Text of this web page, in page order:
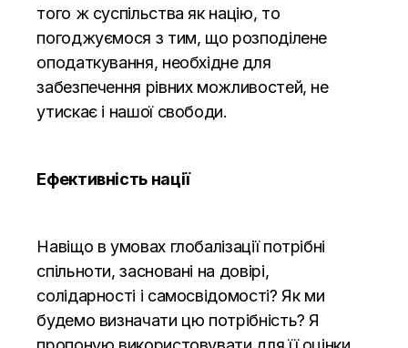
того ж суспільства як націю, то
погоджуємося з тим, що розподілене
оподаткування, необхідне для
забезпечення рівних можливостей, не
утискає і нашої свободи.
Ефективність нації
Навіщо в умовах глобалізації потрібні
спільноти, засновані на довірі,
солідарності і самосвідомості? Як ми
будемо визначати цю потрібність? Я